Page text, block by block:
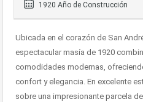
1920 Año de Construcción
Ubicada en el corazón de San
espectacular masía de 1920
comodidades modernas,
confort y elegancia. En excelente
sobre una impresionante parcela